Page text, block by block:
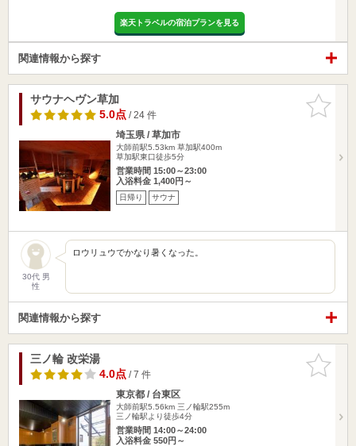
楽天トラベルの宿泊プランを見る
関連情報から探す
お気に入
りに追加
サウナヘヴン草加
5.0点/ 24 件
埼玉県 / 草加市
大師前駅5.53km 草加駅400m
草加駅東口徒歩5分
営業時間 15:00～23:00
入浴料金 1,400円～
日帰り サウナ
30代 男
性
ロウリュウでかなり暑くなった。
関連情報から探す
お気に入
りに追加
三ノ輪 改栄湯
4.0点/ 7 件
東京都 / 台東区
大師前駅5.56km 三ノ輪駅255m
三ノ輪駅より徒歩4分
営業時間 14:00～24:00
入浴料金 550円～